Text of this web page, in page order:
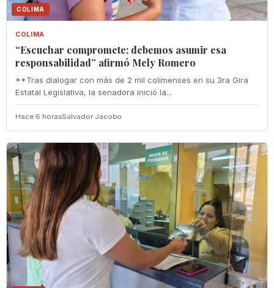
COLIMA
COLIMA
“Escuchar compromete; debemos asumir esa
responsabilidad” afirmó Mely Romero
**Tras dialogar con más de 2 mil colimenses en su 3ra Gira
Estatal Legislativa, la senadora inició la...
Hace 6 horasSalvador Jacobo